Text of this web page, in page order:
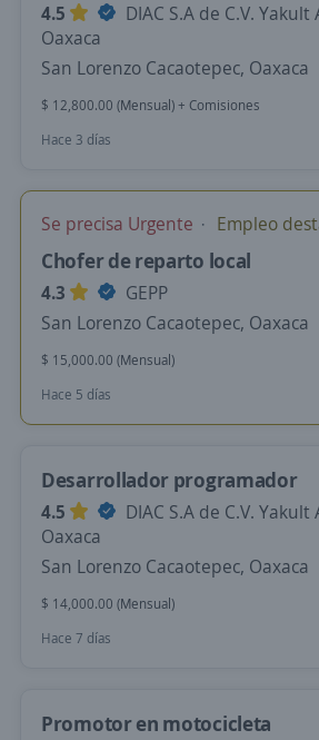
4.5
DIAC S.A de C.V. Yakult
Oaxaca
San Lorenzo Cacaotepec, Oaxaca
$ 12,800.00 (Mensual) + Comisiones
Hace 3 días
Se precisa Urgente Empleo
Chofer de reparto local
4.3
GEPP
San Lorenzo Cacaotepec, Oaxaca
$ 15,000.00 (Mensual)
Hace 5 días
Desarrollador programador
4.5
DIAC S.A de C.V. Yakult
Oaxaca
San Lorenzo Cacaotepec, Oaxaca
$ 14,000.00 (Mensual)
Hace 7 días
Promotor en motocicleta